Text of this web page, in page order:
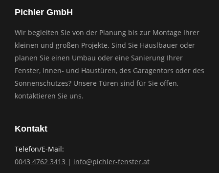
Pichler GmbH
Wir begleiten Sie von der Planung bis zur Montage Ihrer
kleinen und großen Projekte. Sind Sie Häuslbauer oder
planen Sie einen Umbau oder eine Sanierung Ihrer
Fenster, Innen- und Haustüren, des Garagentors oder des
Sonnenschutzes? Unsere Türen sind für Sie offen,
kontaktieren Sie uns.
Kontakt
Telefon/E-Mail:
0043 4762 3413 | info@pichler-fenster.at